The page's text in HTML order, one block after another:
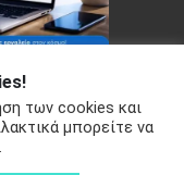
Theme : by
των cookies και
μπορείτε να